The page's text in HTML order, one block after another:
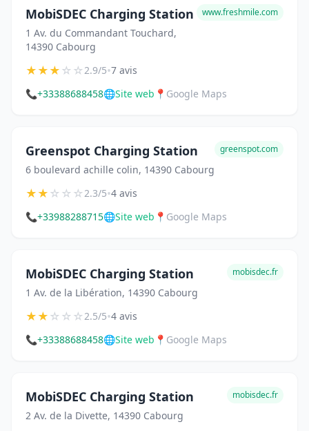
MobiSDEC Charging Station
1 Av. du Commandant Touchard,
14390 Cabourg
www.freshmile.com
★★★☆☆2.9/5•7 avis
📞+33388688458🌐Site web 📍 Google Maps
Greenspot Charging Station
6 boulevard achille colin, 14390 Cabourg
greenspot.com
★★☆☆☆2.3/5•4 avis
📞+33988288715🌐Site web 📍 Google Maps
MobiSDEC Charging Station
1 Av. de la Libération, 14390 Cabourg
mobisdec.fr
★★☆☆☆2.5/5•4 avis
📞+33388688458🌐Site web 📍 Google Maps
MobiSDEC Charging Station
2 Av. de la Divette, 14390 Cabourg
mobisdec.fr